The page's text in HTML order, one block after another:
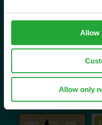
Allow
Allow only
Im Gewerbepark B29
Email:info.sfr@avl.com
Unsere Auszeichnungen